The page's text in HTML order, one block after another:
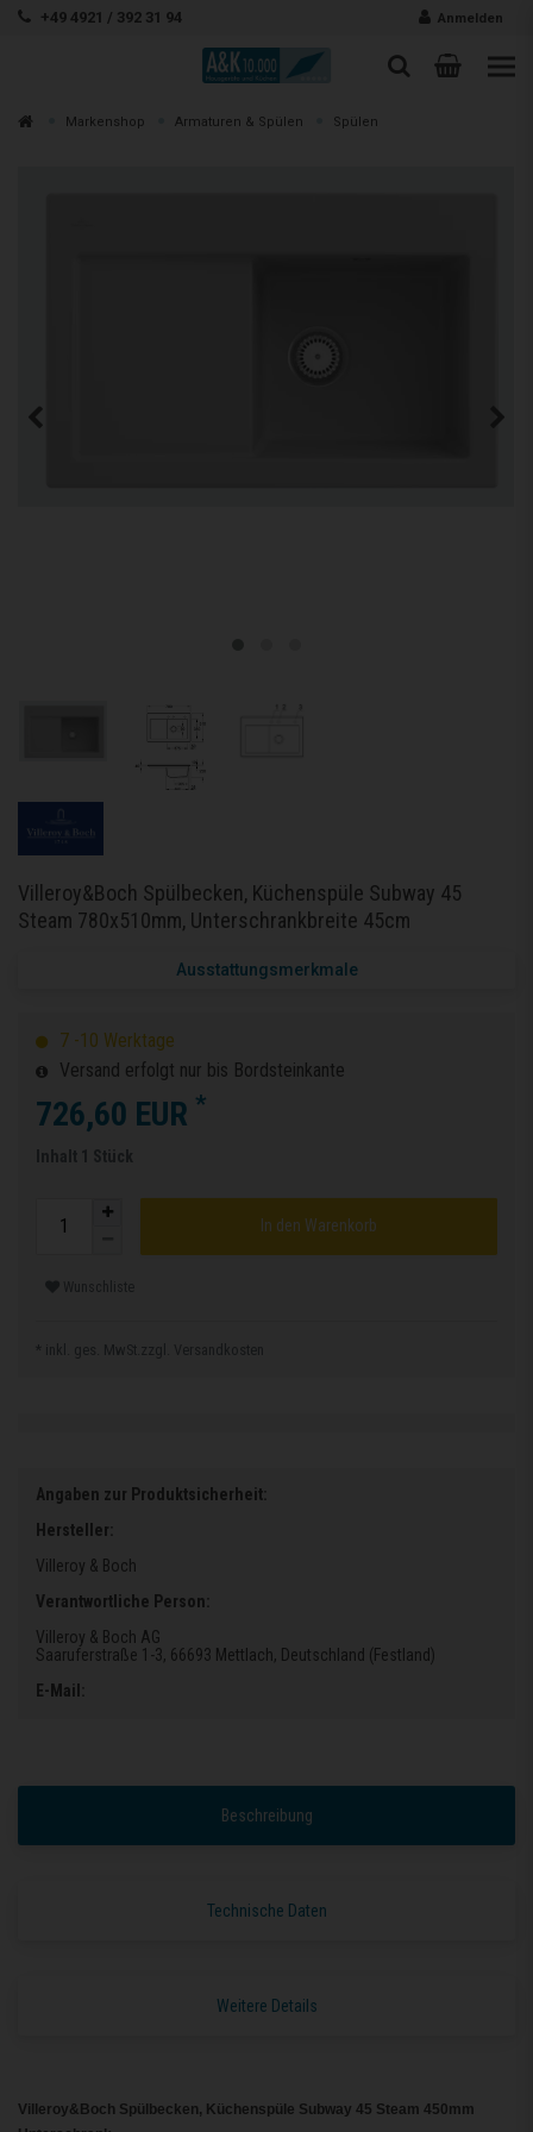
Zum Inhalt springen
+49 4921 / 392 31 94 Anmelden
Suche
Zur Markenshop Armaturen & Spülen Spülen
Villeroy&Boch Spülbecken, Küchenspüle Subway 45
Steam 780x510mm, Unterschrankbreite 45cm
Ausstattungsmerkmale
7 -10 Werktage
Versand erfolgt nur bis Bordsteinkante
726,60 EUR *
Inhalt 1 Stück
In den Warenkorb
Wunschliste
* inkl. ges. MwSt.zzgl. Versandkosten
Angaben zur Produktsicherheit:
Hersteller:
Villeroy & Boch
Verantwortliche Person:
Villeroy & Boch AG
Saaruferstraße 1-3, 66693 Mettlach, Deutschland (Festland)
E-Mail:
Beschreibung
Technische Daten
Weitere Details
Villeroy&Boch Spülbecken, Küchenspüle Subway 45 Steam 450mm